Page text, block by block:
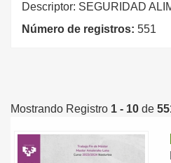
Descriptor: SEGURIDAD
Número de registros: 551
Mostrando Registro 1 - 10 de